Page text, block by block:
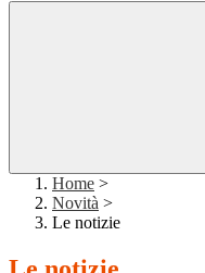
Home >
Novità >
Le notizie